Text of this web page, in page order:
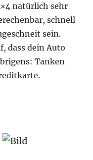
natürlich sehr
schnell
sein.
dass dein Auto
Tanken